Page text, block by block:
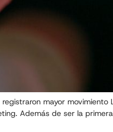
mayor
Además de ser la